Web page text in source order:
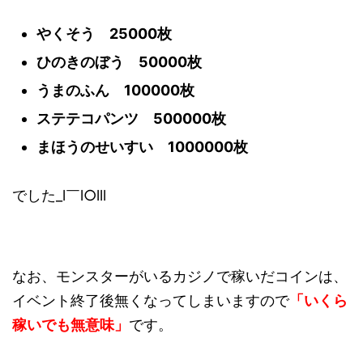
やくそう 25000枚
ひのきのぼう 50000枚
うまのふん 100000枚
ステテコパンツ 500000枚
まほうのせいすい 1000000枚
でした_l￣l○lll
なお、モンスターがいるカジノで稼いだコインは、
イベント終了後無くなってしまいますので「いくら
稼いでも無意味」 です。